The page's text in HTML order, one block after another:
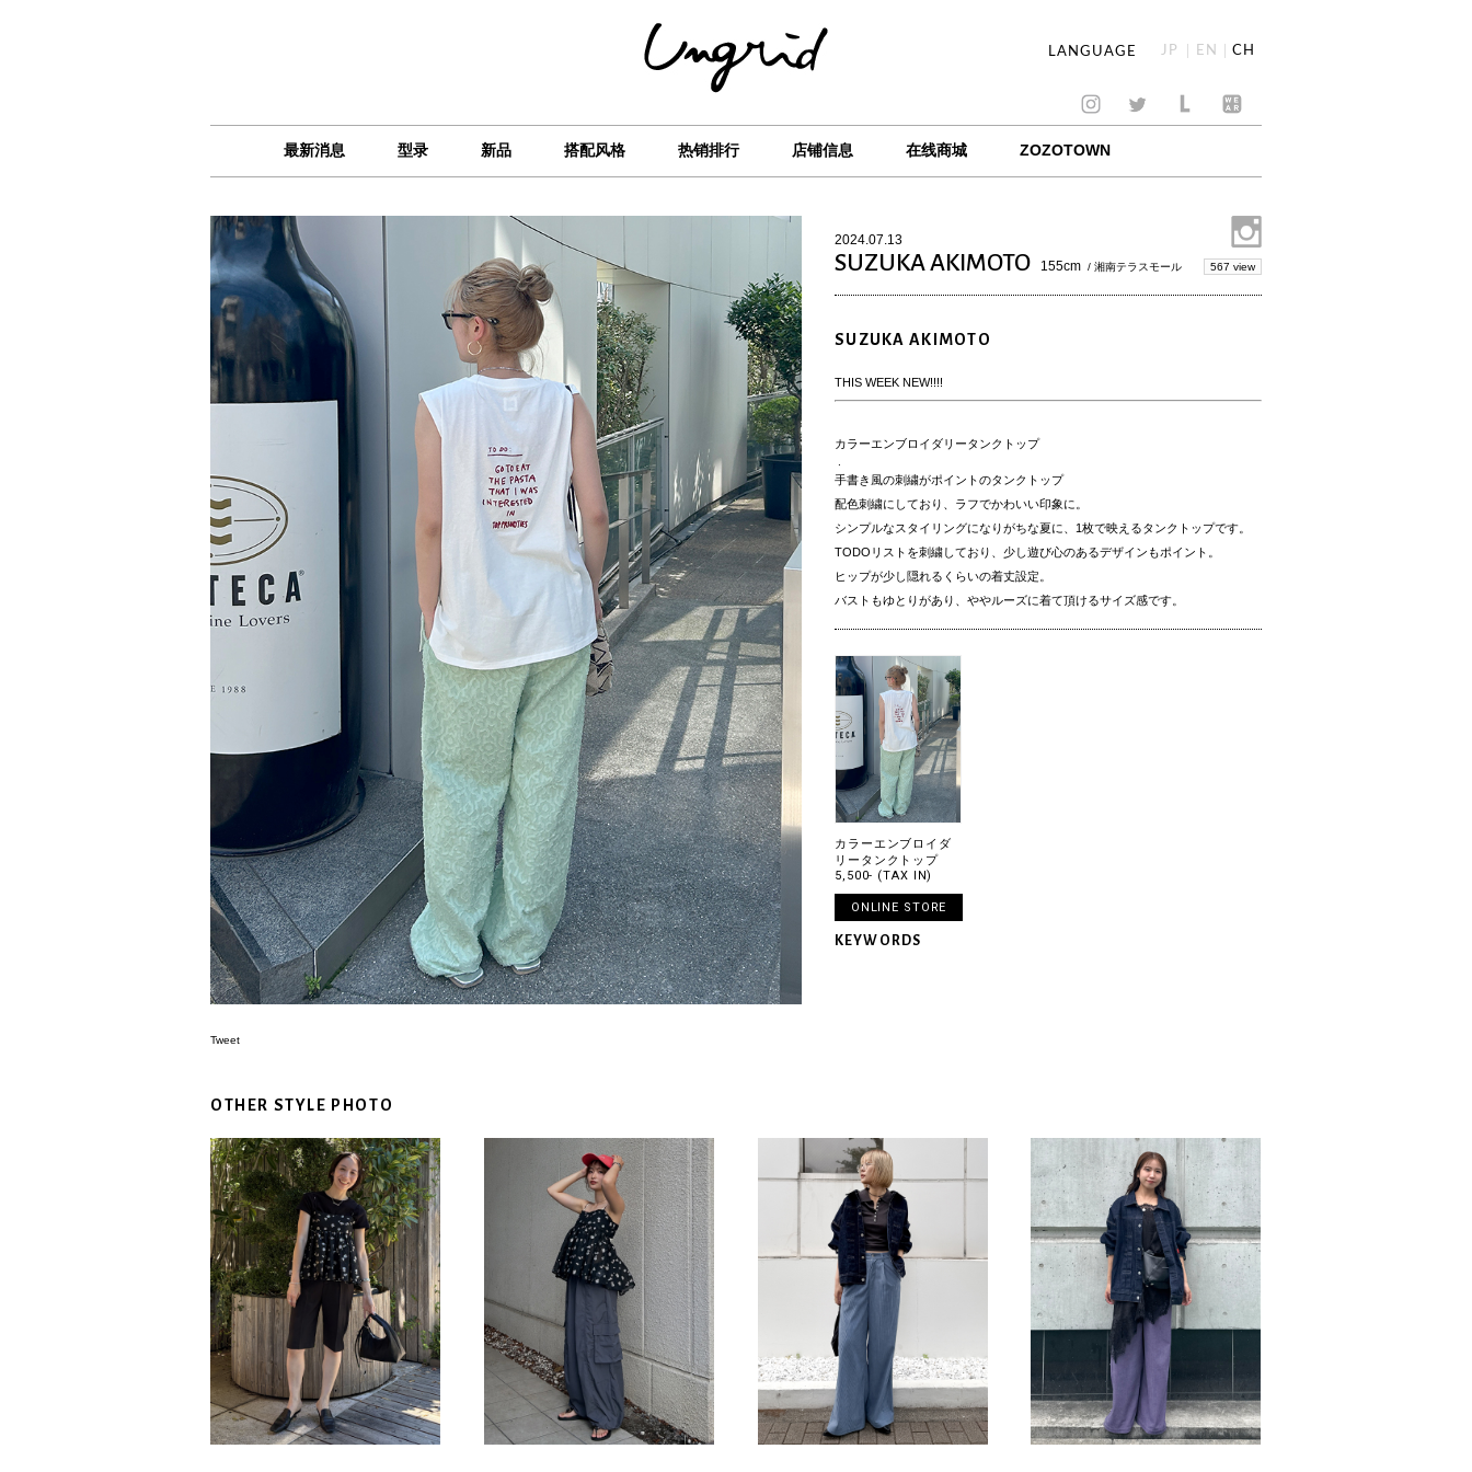
LANGUAGE JP EN CH
最新消息 型录 新品 搭配风格 热销排行 店铺信息 在线商城 ZOZOTOWN
Tweet
2024.07.13
SUZUKA AKIMOTO 155cm / 湘南テラスモール 567 view
SUZUKA AKIMOTO
THIS WEEK NEW!!!!
カラーエンブロイダリータンクトップ
手書き風の刺繍がポイントのタンクトップ
配色刺繍にしており、ラフでかわいい印象に。
シンプルなスタイリングになりがちな夏に、1枚で映えるタンクトップです。
TODOリストを刺繍しており、少し遊び心のあるデザインもポイント。
ヒップが少し隠れるくらいの着丈設定。
バストもゆとりがあり、ややルーズに着て頂けるサイズ感です。
カラーエンブロイダ
リータンクトップ
5,500- (TAX IN)
ONLINE STORE
KEYWORDS
OTHER STYLE PHOTO